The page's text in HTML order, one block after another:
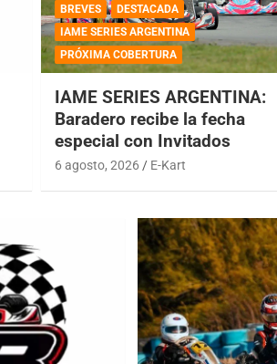
BREVES
DESTACADA
IAME SERIES ARGENTINA
PRÓXIMA COBERTURA
IAME SERIES ARGENTINA:
Baradero recibe la fecha
especial con Invitados
6 agosto, 2026 E-Kart